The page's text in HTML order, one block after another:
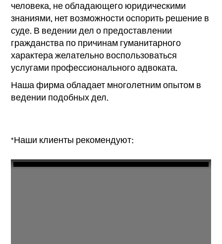
человека, не обладающего юридическими
знаниями, нет возможности оспорить решение в
суде. В ведении дел о предоставлении
гражданства по причинам гуманитарного
характера желательно воспользоваться
услугами профессионального адвоката.
Наша фирма обладает многолетним опытом в
ведении подобных дел.
*Наши клиенты рекомендуют: